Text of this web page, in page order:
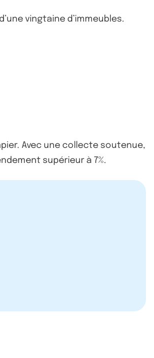
vingtaine d’immeubles.
Avec une collecte soutenue,
supérieur à 7%.